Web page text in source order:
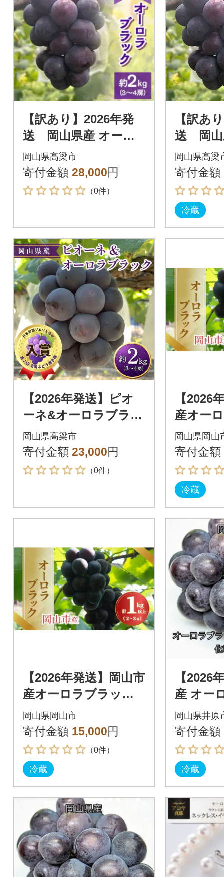
【訳あり】2026年発
送 岡山県産 オーロ
ラブラック 3～4房 合
計約2kg 常温配送
岡山県高梁市
寄付金額 28,000円
（0件）
【訳あ
送 岡山
ラブラ
約1kg
岡山県高梁
寄付金額
冷蔵
【2026年発送】ピオ
ーネ&オーロラブラッ
ク セット 3～4房 約2
kg
岡山県高梁市
寄付金額 23,000円
（0件）
【2026
産オー
00g以上
岡山県岡山
寄付金額
冷蔵
【2026年発送】岡山市
産オーロラブラック 2
～3房 計1kg以上
岡山県岡山市
寄付金額 15,000円
（0件）
冷蔵
【2026
産 オー
2房 (約
り
岡山県井原
寄付金額
冷蔵